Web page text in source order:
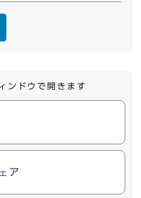
ンドウで開きます
ア